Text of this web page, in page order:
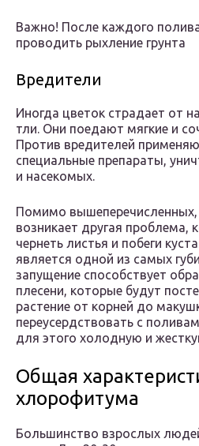
Важно! После каждого
проводить рыхление грунта
Вредители
Иногда цветок страдает от
тли. Они поедают мягкие и
Против вредителей
специальные препараты,
и насекомых.
Помимо вышеперечисленных,
возникает другая проблема,
чернеть листья и побеги
является одной из самых
запущение способствует
плесени, которые будут
растение от корней до
переусердствовать с
для этого холодную и
Общая
хлорофитума
Большинство взрослых